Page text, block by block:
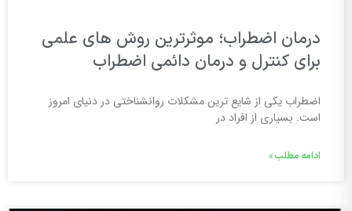
درمان اضطراب؛ موثرترین روش های علمی
برای کنترل و درمان دائمی اضطراب
اضطراب یکی از شایع ترین مشکلات روانشناختی در دنیای امروز
است. بسیاری از افراد در
ادامه مطلب »